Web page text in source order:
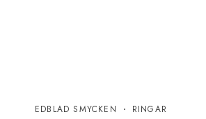
EDBLAD SMYCKEN RINGAR